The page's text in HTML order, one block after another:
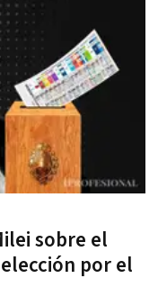
sobre el
por el